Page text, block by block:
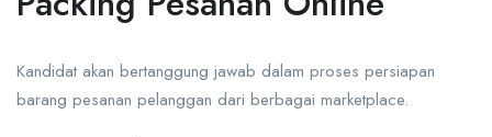
Kandidat akan bertanggung jawab dalam proses persiapan
barang pesanan pelanggan dari berbagai marketplace.